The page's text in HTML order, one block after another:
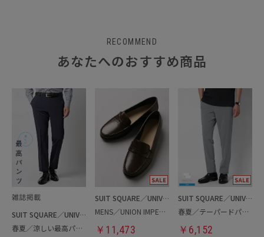
RECOMMEND
あなたへのおすすめ商品
SUIT SQUARE／UNIVERSAL LANGUAGE
春夏／涼しい最高パンツ
SUIT SQUARE／UNIVERSAL LANGUAGE
MENS／UNION IMPERIAL監修／コインローファー
￥ 11,473
SUIT SQUARE／UNIVERSAL LANGUAGE
春夏／テーパードパンツ
￥ 6,152